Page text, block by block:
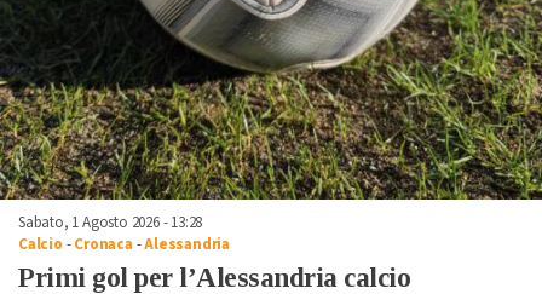
Sabato, 1 Agosto 2026 - 13:28
Calcio -Cronaca -Alessandria
Primi gol per l’Alessandria calcio